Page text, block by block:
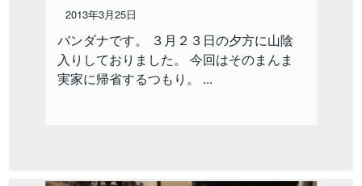
2013年3月25日
バンダナです。 ３月２３日の夕方に山陰
入りしておりました。 今回はそのまんま
実家に帰省するつもり。 ...